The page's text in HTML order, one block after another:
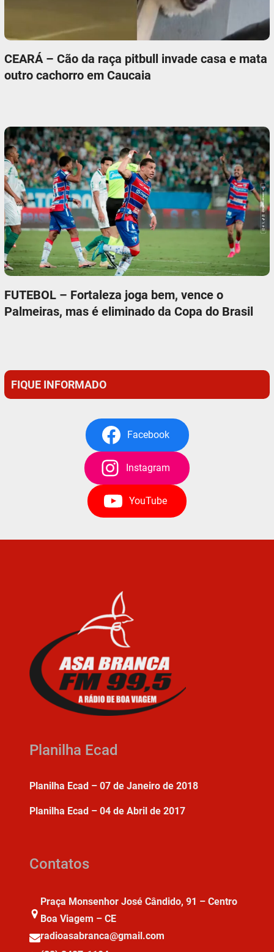
CEARÁ – Cão da raça pitbull invade casa e mata
outro cachorro em Caucaia
FUTEBOL – Fortaleza joga bem, vence o
Palmeiras, mas é eliminado da Copa do Brasil
FIQUE INFORMADO
Facebook
Instagram
YouTube
Planilha Ecad
Planilha Ecad – 07 de Janeiro de 2018
Planilha Ecad – 04 de Abril de 2017
Contatos
Praça Monsenhor José Cândido, 91 – Centro
Boa Viagem – CE
radioasabranca@gmail.com